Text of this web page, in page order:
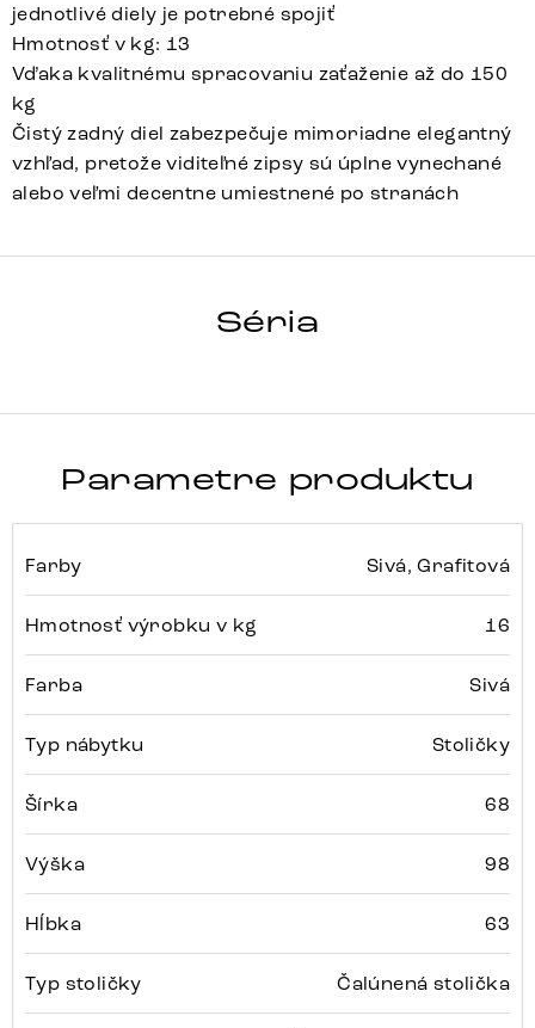
jednotlivé diely je potrebné spojiť
Hmotnosť v kg: 13
Vďaka kvalitnému spracovaniu zaťaženie až do 150
kg
Čistý zadný diel zabezpečuje mimoriadne elegantný
vzhľad, pretože viditeľné zipsy sú úplne vynechané
alebo veľmi decentne umiestnené po stranách
Séria
Clea-Flex
Array
Parametre produktu
Farby Sivá, Grafitová
Hmotnosť výrobku v kg 16
Farba Sivá
Typ nábytku Stoličky
Šírka 68
Výška 98
Hĺbka 63
Typ stoličky Čalúnená stolička